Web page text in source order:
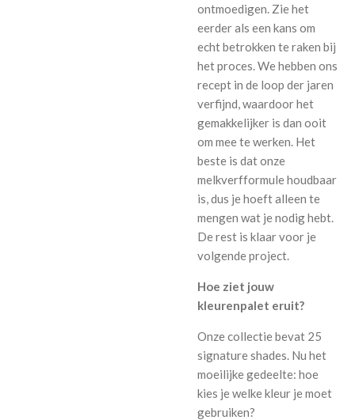
ontmoedigen. Zie het
eerder als een kans om
echt betrokken te raken bij
het proces. We hebben ons
recept in de loop der jaren
verfijnd, waardoor het
gemakkelijker is dan ooit
om mee te werken. Het
beste is dat onze
melkverfformule houdbaar
is, dus je hoeft alleen te
mengen wat je nodig hebt.
De rest is klaar voor je
volgende project.
Hoe ziet jouw
kleurenpalet eruit?
Onze collectie bevat 25
signature shades. Nu het
moeilijke gedeelte: hoe
kies je welke kleur je moet
gebruiken?